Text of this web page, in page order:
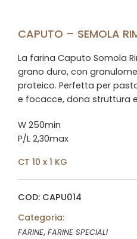
CAPUTO – SEMOLA
La farina Caputo Somola
grano duro, con
proteico. Perfetta per
e focacce, dona struttura
W 250min
P/L 2,30max
CT 10 x 1 KG
COD: CAPU014
Categoria:
FARINE, FARINE SPECIALI